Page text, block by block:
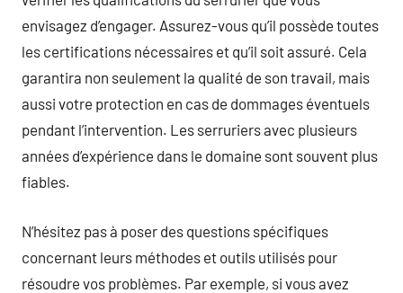
envisagez d’engager. Assurez-vous qu’il possède toutes
les certifications nécessaires et qu’il soit assuré. Cela
garantira non seulement la qualité de son travail, mais
aussi votre protection en cas de dommages éventuels
pendant l’intervention. Les serruriers avec plusieurs
années d’expérience dans le domaine sont souvent plus
fiables.
N’hésitez pas à poser des questions spécifiques
concernant leurs méthodes et outils utilisés pour
résoudre vos problèmes. Par exemple, si vous avez